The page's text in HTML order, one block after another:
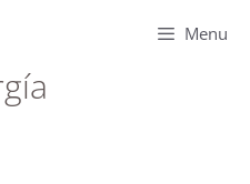
Menu